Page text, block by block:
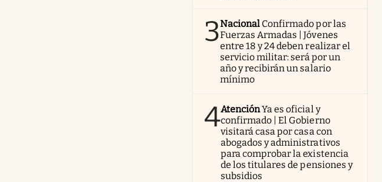
3Nacional Confirmado por las
Fuerzas Armadas | Jóvenes
entre 18 y 24 deben realizar el
servicio militar: será por un
año y recibirán un salario
mínimo
4AtenciónYa es oficial y
confirmado | El Gobierno
visitará casa por casa con
abogados y administrativos
para comprobar la existencia
de los titulares de pensiones y
subsidios